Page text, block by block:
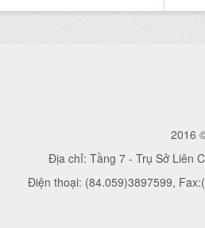
2016
Địa chỉ: Tầng 7 - Trụ Sở Liên
Điện thoại: (84.059)3897599,